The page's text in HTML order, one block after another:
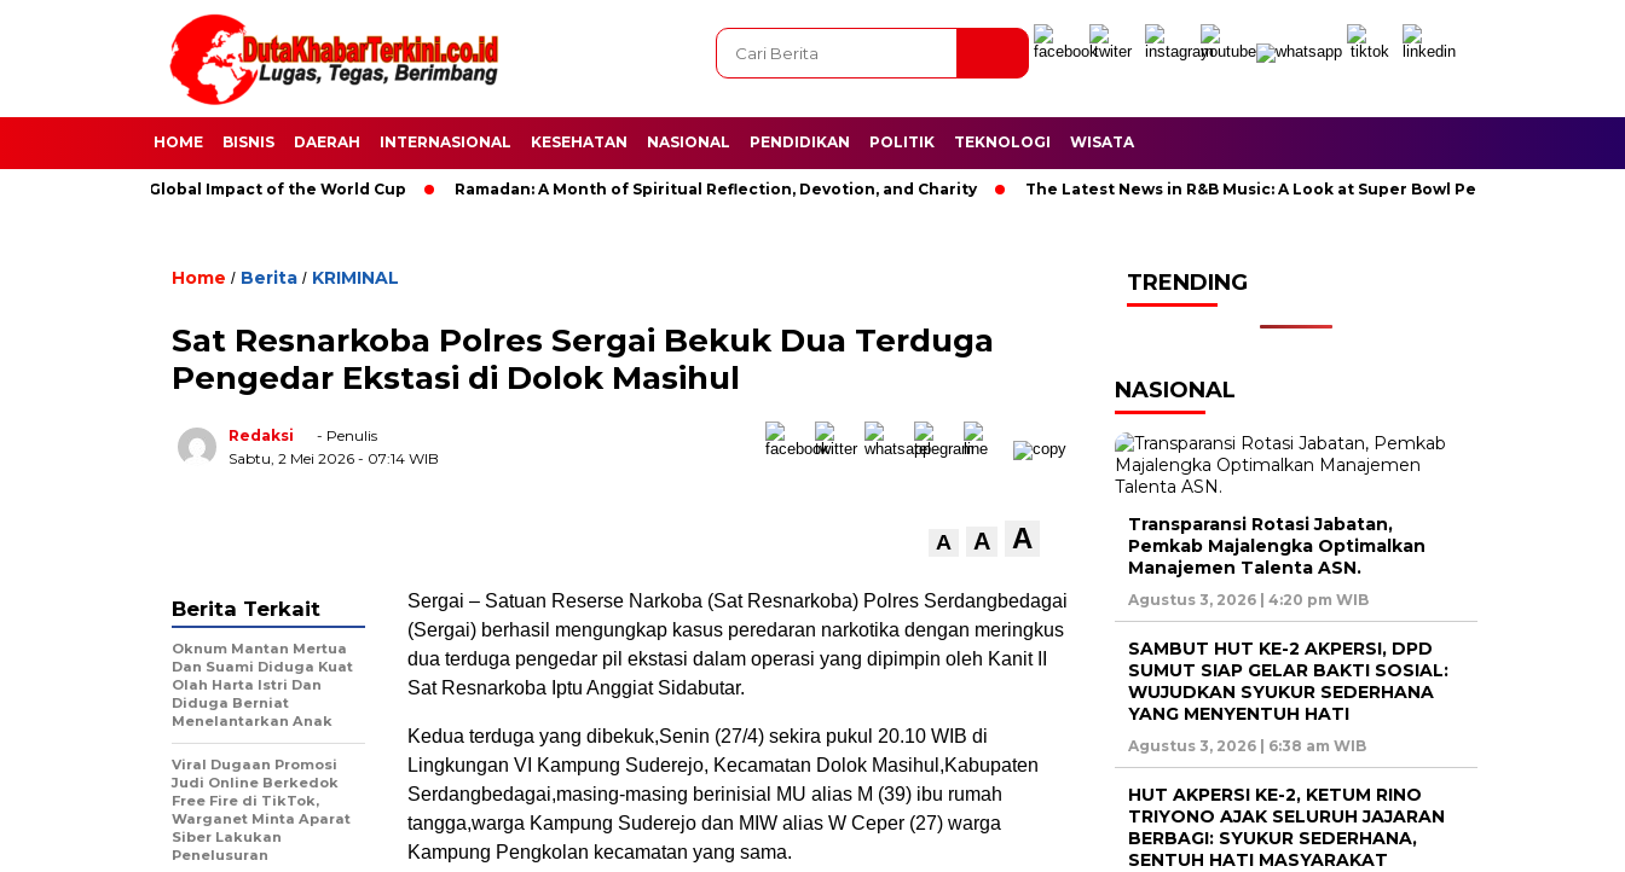
HOME BISNIS DAERAH INTERNASIONAL KESEHATAN NASIONAL PENDIDIKAN POLITIK TEKNOLOGI WISATA
The Global Impact of the World Cup Ramadan: A Month of Spiritual Reflection, Devotion, and Charity The Latest News in R&B Music: A Look at Super Bowl Performances, New
Home / Berita / KRIMINAL
Sat Resnarkoba Polres Sergai Bekuk Dua Terduga
Pengedar Ekstasi di Dolok Masihul
Redaksi
- Penulis
Sabtu, 2 Mei 2026 - 07:14 WIB
A A A
Sergai – Satuan Reserse Narkoba (Sat Resnarkoba) Polres Serdangbedagai
(Sergai) berhasil mengungkap kasus peredaran narkotika dengan meringkus
dua terduga pengedar pil ekstasi dalam operasi yang dipimpin oleh Kanit II
Sat Resnarkoba Iptu Anggiat Sidabutar.
Kedua terduga yang dibekuk,Senin (27/4) sekira pukul 20.10 WIB di
Lingkungan VI Kampung Suderejo, Kecamatan Dolok Masihul,Kabupaten
Serdangbedagai,masing-masing berinisial MU alias M (39) ibu rumah
tangga,warga Kampung Suderejo dan MIW alias W Ceper (27) warga
Kampung Pengkolan kecamatan yang sama.
Berita Terkait
Oknum Mantan Mertua
Dan Suami Diduga Kuat
Olah Harta Istri Dan
Diduga Berniat
Menelantarkan Anak
Viral Dugaan Promosi
Judi Online Berkedok
Free Fire di TikTok,
Warganet Minta Aparat
Siber Lakukan
Penelusuran
TRENDING
NASIONAL
Transparansi Rotasi Jabatan,
Pemkab Majalengka Optimalkan
Manajemen Talenta ASN.
Agustus 3, 2026 | 4:20 pm WIB
SAMBUT HUT KE-2 AKPERSI, DPD
SUMUT SIAP GELAR BAKTI SOSIAL:
WUJUDKAN SYUKUR SEDERHANA
YANG MENYENTUH HATI
Agustus 3, 2026 | 6:38 am WIB
HUT AKPERSI KE-2, KETUM RINO
TRIYONO AJAK SELURUH JAJARAN
BERBAGI: SYUKUR SEDERHANA,
SENTUH HATI MASYARAKAT